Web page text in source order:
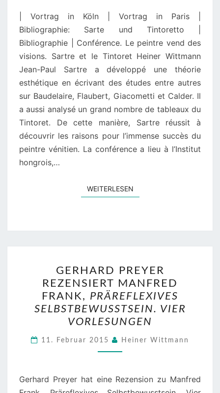
UND
TINTORETTO
| Vortrag in Köln | Vortrag in Paris |
Bibliographie: Sarte und Tintoretto |
Bibliographie | Conférence. Le peintre vend des
visions. Sartre et le Tintoret Heiner Wittmann
Jean-Paul Sartre a développé une théorie
esthétique en écrivant des études entre autres
sur Baudelaire, Flaubert, Giacometti et Calder. Il
a aussi analysé un grand nombre de tableaux du
Tintoret. De cette manière, Sartre réussit à
découvrir les raisons pour l’immense succès du
peintre vénitien. La conférence a lieu à l’Institut
hongrois,…
WEITERLESENWEITERLESEN
PREYER
REZENSIERT
MANFRED
FRANK,
PRÄREFLEXIVES
SELBSTBEWUSSTSEIN.
VIER
GERHARD PREYER
REZENSIERT MANFRED
FRANK, PRÄREFLEXIVES
SELBSTBEWUSSTSEIN. VIER
VORLESUNGEN
11. Februar 2015 Heiner Wittmann
Gerhard Preyer hat eine Rezension zu Manfred